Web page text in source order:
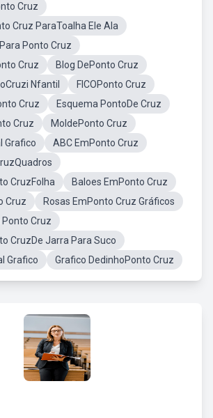
Cruz
Cruz ParaToalha Ele Ala
Ponto Cruz
Cruz
Blog DePonto Cruz
Nfantil
FICOPonto Cruz
Cruz
Esquema PontoDe Cruz
Cruz
MoldePonto Cruz
Grafico
ABC EmPonto Cruz
CruzFolha
Baloes EmPonto Cruz
Cruz
Rosas EmPonto Cruz Gráficos
Ponto Cruz
CruzDe Jarra Para Suco
Grafico
Grafico DedinhoPonto Cruz